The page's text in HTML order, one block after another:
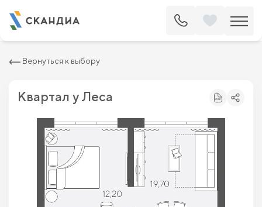
Вернуться к выбору
Квартал у Леса
Квартира c одной спальней 41.56 м
6 243 600 ₽7 095 000 ₽